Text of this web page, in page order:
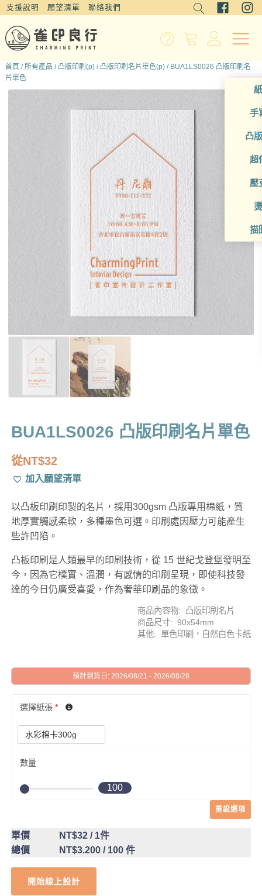
支援說明 願望清單 聯絡我們
手
凸
超
壓
描
首頁 /所有產品 / 凸版印刷(p)/ 凸版印刷名片單色(p)/ BUA1LS0026 凸版印刷名
片單色
BUA1LS0026 凸版印刷名片單色
從NT$32
加入願望清單
以凸板印刷印製的名片，採用300gsm 凸版專用棉紙，質
地厚實觸感柔軟，多種墨色可選。印刷處因壓力可能產生
些許凹陷。
凸板印刷是人類最早的印刷技術，從 15 世紀戈登堡發明至
今，因為它樸實、溫潤，有感情的印刷呈現，即使科技發
達的今日仍廣受喜愛，作為奢華印刷品的象徵。
商品內容物: 凸版印刷名片
商品尺寸: 90x54mm
其他: 單色印刷，自然白色卡紙
預計到貨日: 2026/08/21 - 2026/08/28
選擇紙張 *
數量
100
重設選項
單價 NT$32/ 1件
總價
NT$3.200/ 100 件
開始線上設計